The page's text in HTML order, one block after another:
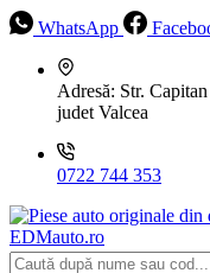
WhatsApp
Adresă: Str.
judet Valcea
0722 744 353
EDMauto.ro